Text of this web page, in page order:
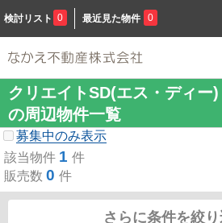
検討リスト 0 最近見た物件 0
クリエイトSD(エス・ディー
の周辺物件一覧
募集中のみ表示
該当物件 1 件
販売数 0 件
さらに条件を絞